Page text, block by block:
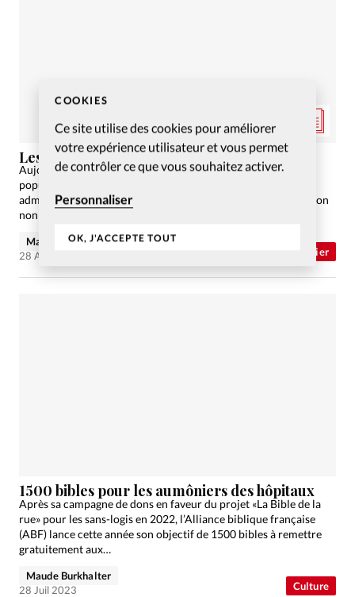
COOKIES
Ce site utilise des cookies pour améliorer
votre expérience utilisateur et vous permet
de contrôler ce que vous souhaitez activer.
Personnaliser
OK, J'ACCEPTE TOUT
Dossier
Les visages de la mission en 2023
Aujourd’hui plus qu’avant, La mission collabore avec la
population locale. Les enjeux climatiques, financiers et
administratifs sont considérables pour les ONG. Tour d’horizon
non exhaustif.
Maude Burkhalter
28 Août 2023
Culture
1500 bibles pour les aumôniers des hôpitaux
Après sa campagne de dons en faveur du projet «La Bible de la
rue» pour les sans-logis en 2022, l’Alliance biblique française
(ABF) lance cette année son objectif de 1500 bibles à remettre
gratuitement aux…
Maude Burkhalter
28 Juil 2023